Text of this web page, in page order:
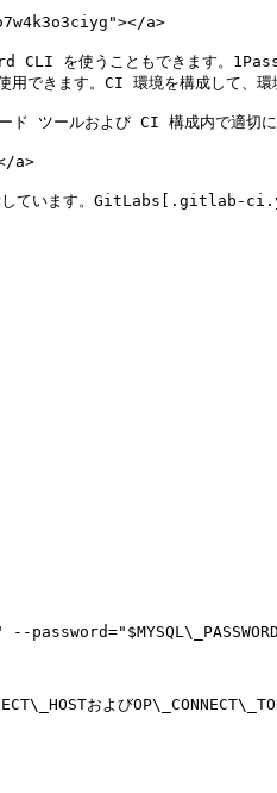
a>
を使うこともできます。
CI 環境を構成して、環境ごと
ド ツールおよび CI 構成内で適切に
a>
を示しています。
および